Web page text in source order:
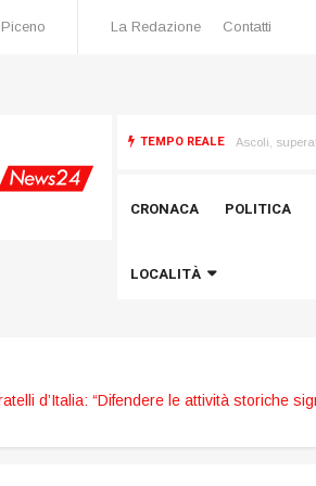
La Redazione Contatti
TEMPO REALE
persona ricoverata al “Torrette” Ascoli,
CRONACA POLITICA
LOCALITÀ
d’Italia: “Difendere le attività storiche